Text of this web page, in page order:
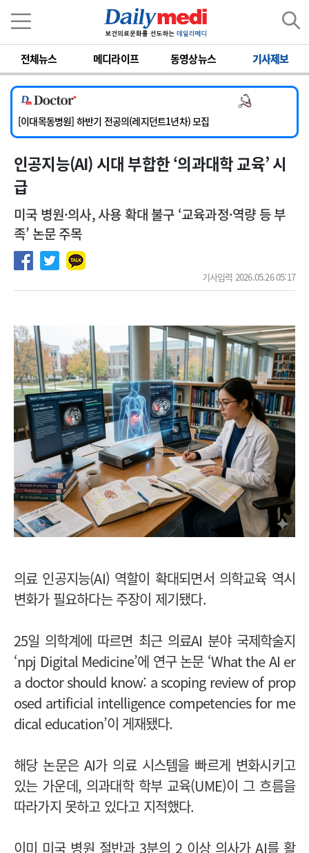
전체뉴스 메디라이프 동영상뉴스 기사제보
[서울아산병원] 2026년 하반기 인턴 모집
[영남대학교의료원] 마취통증의학과 임기제 임상의사 채용
[충남대학교병원] 소아청소년과(소아응급전담) 계약직 의사 공개채용
[동부병원] 계약직(응급의학과 전문의) 직원모집
[이대목동병원] 하반기 전공의(레지던트1년차) 모집
[서울아산병원] 2026년 하반기 인턴 모집
[영남대학교의료원] 마취통증의학과 임기제 임상의사 채용
인공지능(AI) 시대 부합한 ‘의과대학 교육’ 시
급
미국 병원·의사, 사용 확대 불구 ‘교육과정·역량 등 부
족’ 논문 주목
기사입력 2026.05.26 05:17
의료 인공지능(AI) 역할이 확대되면서 의학교육 역시
변화가 필요하다는 주장이 제기됐다.
25일 의학계에 따르면 최근 의료AI 분야 국제학술지
‘npj Digital Medicine’에 연구 논문 ‘What the AI er
a doctor should know: a scoping review of prop
osed artificial intelligence competencies for me
dical education’이 게재됐다.
해당 논문은 AI가 의료 시스템을 빠르게 변화시키고
있는 가운데, 의과대학 학부 교육(UME)이 그 흐름을
따라가지 못하고 있다고 지적했다.
이미 미국 병원 절반과 3분의 2 이상 의사가 AI를 활